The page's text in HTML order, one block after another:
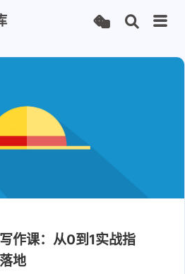
作课：从0到1实战指
地